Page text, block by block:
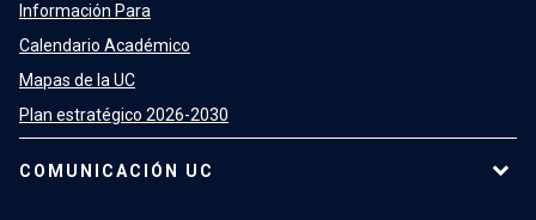
Información Para
Calendario Académico
Mapas de la UC
Plan estratégico 2026-2030
COMUNICACIÓN UC